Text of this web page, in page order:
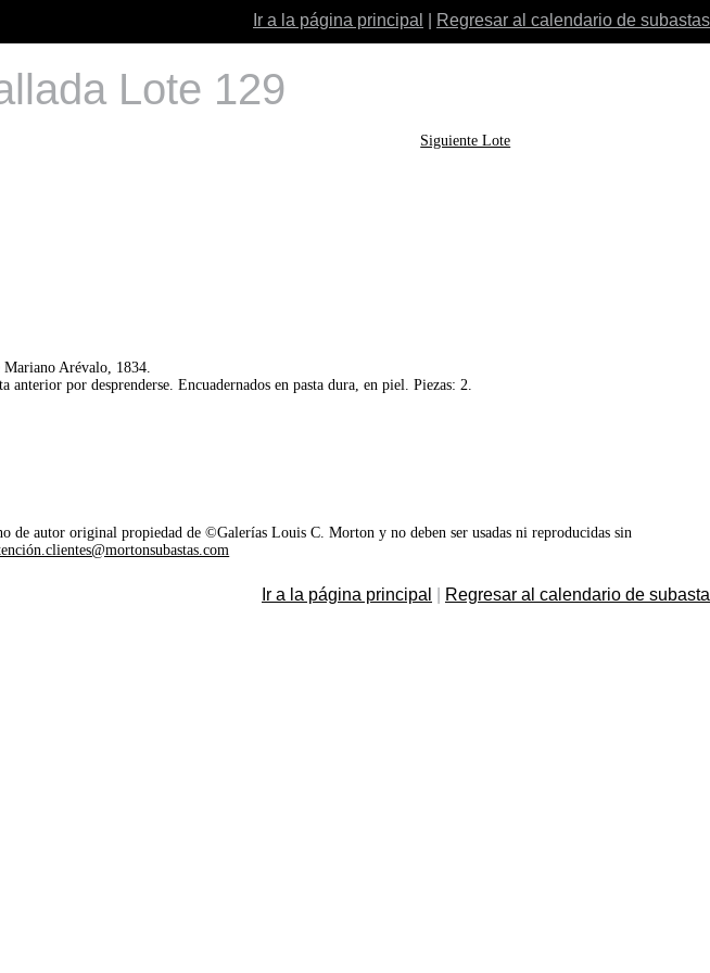
Ir a la página principal Regresar al calendario de subastas
Lote 129
Siguiente Lote
Arévalo, 1834.
por desprenderse. Encuadernados en pasta dura, en piel. Piezas: 2.
de autor original propiedad de ©Galerías Louis C. Morton y no deben ser usadas ni reproducidas sin
Ir a la página principal Regresar al calendario de